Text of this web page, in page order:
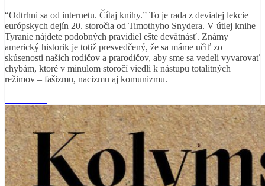
“Odtrhni sa od internetu. Čítaj knihy.” To je rada z deviatej lekcie
európskych dejín 20. storočia od Timothyho Snydera. V útlej knihe
Tyranie nájdete podobných pravidiel ešte devätnásť. Známy
americký historik je totiž presvedčený, že sa máme učiť zo
skúsenosti našich rodičov a prarodičov, aby sme sa vedeli vyvarovať
chybám, ktoré v minulom storočí viedli k nástupu totalitných
režimov – fašizmu, nacizmu aj komunizmu.